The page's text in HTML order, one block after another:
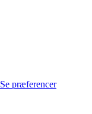
Se præferencer